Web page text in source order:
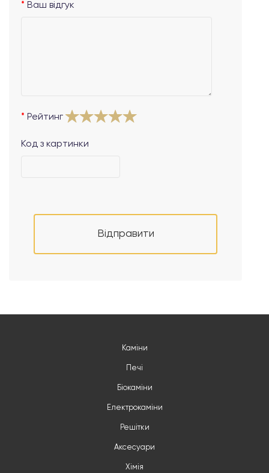
Ваш відгук
Рейтинг
Код з картинки
Відправити
Каміни
Печі
Біокаміни
Електрокаміни
Решітки
Аксесуари
Хімія